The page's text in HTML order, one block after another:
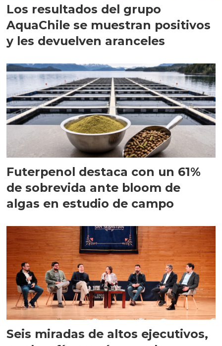
Los resultados del grupo
AquaChile se muestran positivos
y les devuelven aranceles
Futerpenol destaca con un 61%
de sobrevida ante bloom de
algas en estudio de campo
Seis miradas de altos ejecutivos,